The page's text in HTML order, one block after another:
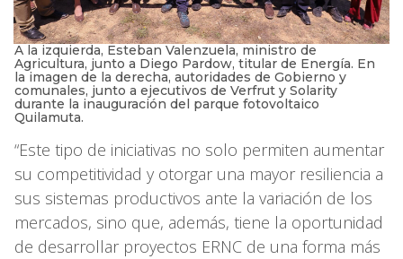
A la izquierda, Esteban Valenzuela, ministro de
Agricultura, junto a Diego Pardow, titular de Energía. En
la imagen de la derecha, autoridades de Gobierno y
comunales, junto a ejecutivos de Verfrut y Solarity
durante la inauguración del parque fotovoltaico
Quilamuta.
“Este tipo de iniciativas no solo permiten aumentar
su competitividad y otorgar una mayor resiliencia a
sus sistemas productivos ante la variación de los
mercados, sino que, además, tiene la oportunidad
de desarrollar proyectos ERNC de una forma más